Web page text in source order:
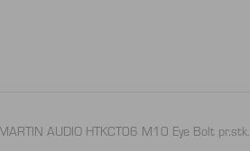
MARTIN AUDIO HTKCT06 M10 Eye Bolt pr.stk.